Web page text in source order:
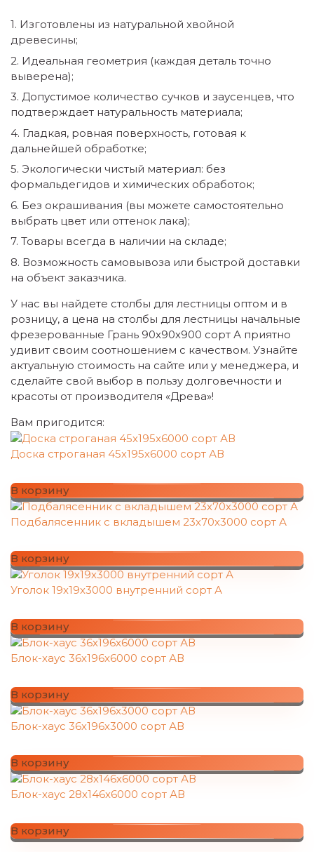
Изготовлены из натуральной хвойной
древесины;
Идеальная геометрия (каждая деталь точно
выверена);
Допустимое количество сучков и заусенцев, что
подтверждает натуральность материала;
Гладкая, ровная поверхность, готовая к
дальнейшей обработке;
Экологически чистый материал: без
формальдегидов и химических обработок;
Без окрашивания (вы можете самостоятельно
выбрать цвет или оттенок лака);
Товары всегда в наличии на складе;
Возможность самовывоза или быстрой доставки
на объект заказчика.
У нас вы найдете столбы для лестницы оптом и в
розницу, а цена на столбы для лестницы начальные
фрезерованные Грань 90х90х900 сорт А приятно
удивит своим соотношением с качеством. Узнайте
актуальную стоимость на сайте или у менеджера, и
сделайте свой выбор в пользу долговечности и
красоты от производителя «Древа»!
Вам пригодится:
Доска строганая 45х195х6000 сорт АВ
В корзину
Подбалясенник с вкладышем 23х70х3000 сорт А
В корзину
Уголок 19х19х3000 внутренний сорт А
В корзину
Блок-хаус 36х196х6000 сорт АВ
В корзину
Блок-хаус 36х196х3000 сорт АВ
В корзину
Блок-хаус 28х146х6000 сорт АВ
В корзину